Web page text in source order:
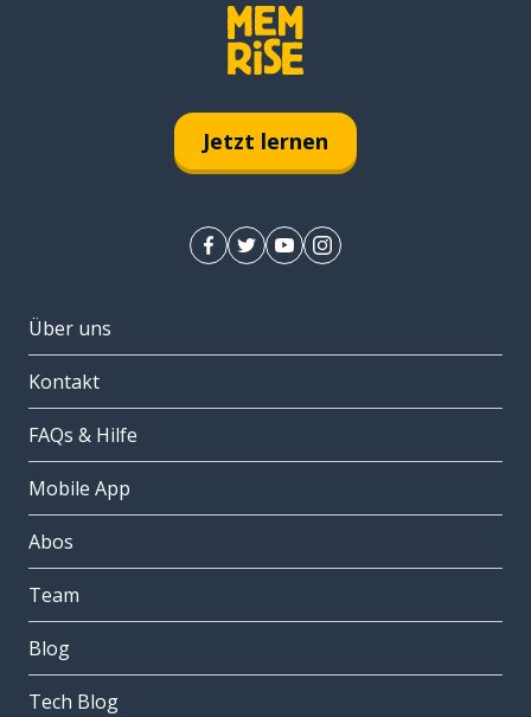
Jetzt lernen
Über uns
Kontakt
FAQs & Hilfe
Mobile App
Abos
Team
Blog
Tech Blog